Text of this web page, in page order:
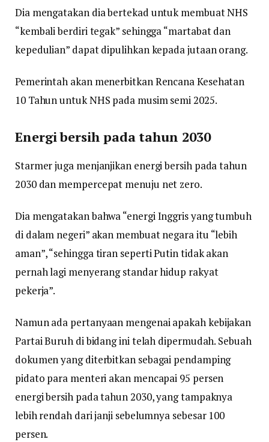
Dia mengatakan dia bertekad untuk membuat NHS
“kembali berdiri tegak” sehingga “martabat dan
kepedulian” dapat dipulihkan kepada jutaan orang.
Pemerintah akan menerbitkan Rencana Kesehatan
10 Tahun untuk NHS pada musim semi 2025.
Energi bersih pada tahun 2030
Starmer juga menjanjikan energi bersih pada tahun
2030 dan mempercepat menuju net zero.
Dia mengatakan bahwa “energi Inggris yang tumbuh
di dalam negeri” akan membuat negara itu “lebih
aman”, “sehingga tiran seperti Putin tidak akan
pernah lagi menyerang standar hidup rakyat
pekerja”.
Namun ada pertanyaan mengenai apakah kebijakan
Partai Buruh di bidang ini telah dipermudah. Sebuah
dokumen yang diterbitkan sebagai pendamping
pidato para menteri akan mencapai 95 persen
energi bersih pada tahun 2030, yang tampaknya
lebih rendah dari janji sebelumnya sebesar 100
persen.